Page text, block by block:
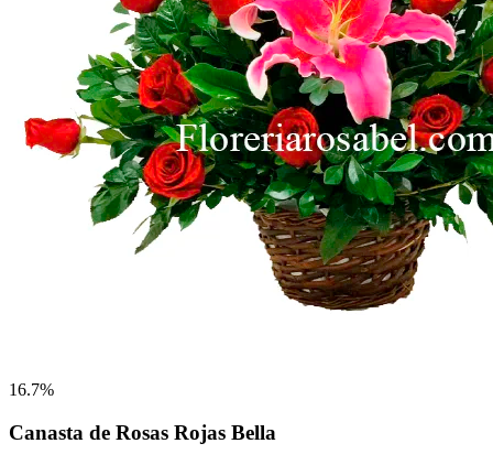
16.7%
Canasta de Rosas Rojas Bella